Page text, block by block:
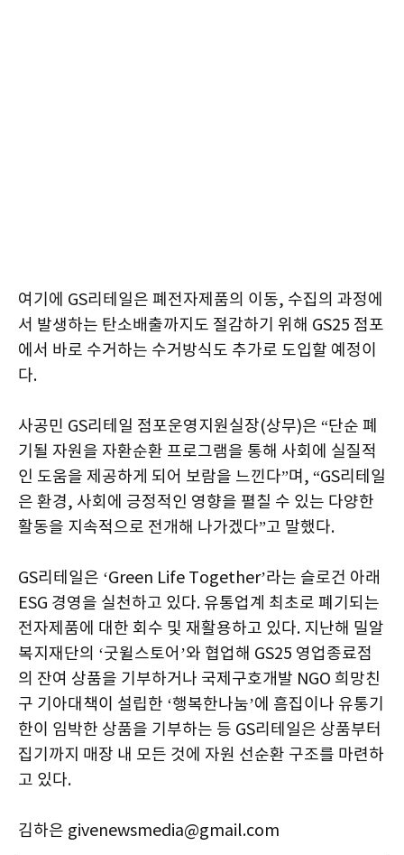
여기에 GS리테일은 폐전자제품의 이동, 수집의 과정에
서 발생하는 탄소배출까지도 절감하기 위해 GS25 점포
에서 바로 수거하는 수거방식도 추가로 도입할 예정이
다.
사공민 GS리테일 점포운영지원실장(상무)은 “단순 폐
기될 자원을 자환순환 프로그램을 통해 사회에 실질적
인 도움을 제공하게 되어 보람을 느낀다”며, “GS리테일
은 환경, 사회에 긍정적인 영향을 펼칠 수 있는 다양한
활동을 지속적으로 전개해 나가겠다”고 말했다.
GS리테일은 ‘Green Life Together’라는 슬로건 아래
ESG 경영을 실천하고 있다. 유통업계 최초로 폐기되는
전자제품에 대한 회수 및 재활용하고 있다. 지난해 밀알
복지재단의 ‘굿윌스토어’와 협업해 GS25 영업종료점
의 잔여 상품을 기부하거나 국제구호개발 NGO 희망친
구 기아대책이 설립한 ‘행복한나눔’에 흠집이나 유통기
한이 임박한 상품을 기부하는 등 GS리테일은 상품부터
집기까지 매장 내 모든 것에 자원 선순환 구조를 마련하
고 있다.
김하은 givenewsmedia@gmail.com